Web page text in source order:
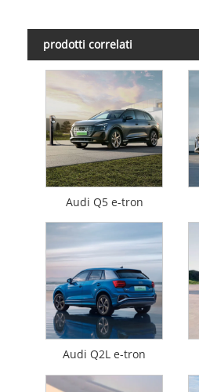
prodotti correlati
Audi Q5 e-tron
Audi Q2L e-tron